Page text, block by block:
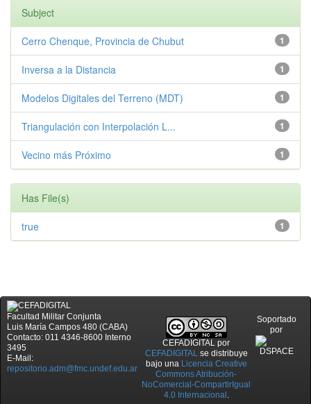
Subject
1
Cerro Chenque, Provincia de Chubut
1
Inversa a la Distancia
1
Modelos Digitales del Terreno (MDT)
1
Triangulación con Interpolación L...
1
Vecino más Próximo
Has File(s)
1
true
Facultad Militar Conjunta
Luis María Campos 480 (CABA)
Contacto: 011 4346-8600 Interno
3495
E-Mail:
repositorio.adm@fmc.undef.edu.ar
CEFADIGITAL por
CEFADIGITALse distribuye
bajo una Licencia Creative
Commons Atribución-
NoComercial-CompartirIgual
4.0 Internacional .
Soportado
por